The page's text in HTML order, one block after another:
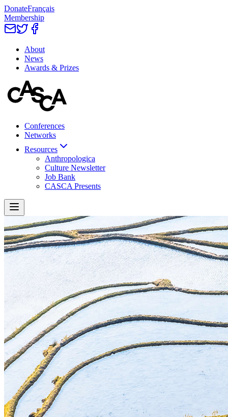
DonateFrançais
Membership
About
News
Awards & Prizes
Conferences
Networks
Resources
Anthropologica
Culture Newsletter
Job Bank
CASCA Presents